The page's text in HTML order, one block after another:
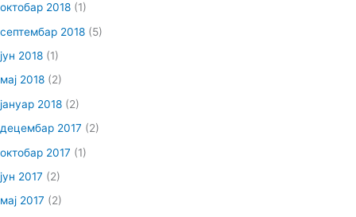
октобар 2018 (1)
септембар 2018 (5)
јун 2018 (1)
мај 2018 (2)
јануар 2018 (2)
децембар 2017 (2)
октобар 2017 (1)
јун 2017 (2)
мај 2017 (2)